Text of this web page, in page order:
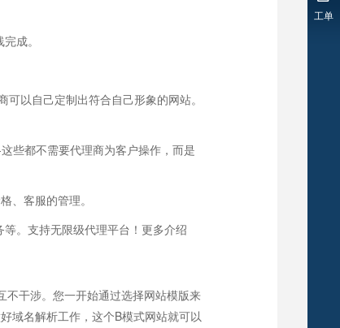
成。
以自己定制出符合自己形象的网站。
些都不需要代理商为客户操作，而是
、客服的管理。
。支持无限级代理平台！更多介绍
不干涉。您一开始通过选择网站模版来
域名解析工作，这个B模式网站就可以
工单